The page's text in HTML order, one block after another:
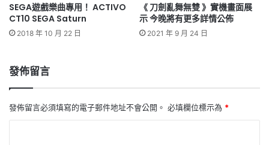
SEGA遊戲樂曲專用！ ACTIVO
CT10 SEGA Saturn
2018 年 10 月 22 日
《 刀劍亂舞無雙 》實機畫面展
示 今晚將有更多詳情公佈
2021 年 9 月 24 日
發佈留言
發佈留言必須填寫的電子郵件地址不會公開。 必填欄位標示為 *